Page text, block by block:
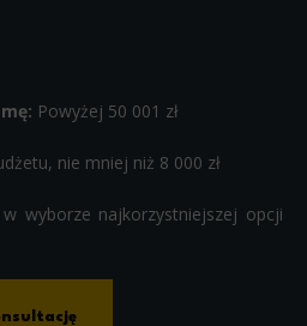
Powyżej 50 001 zł
nie mniej niż 8 000 zł
wyborze najkorzystniejszej opcji